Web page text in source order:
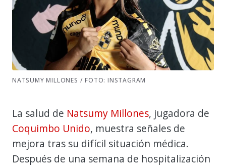
NATSUMY MILLONES / FOTO: INSTAGRAM
La salud de Natsumy Millones, jugadora de
Coquimbo Unido, muestra señales de
mejora tras su difícil situación médica.
Después de una semana de hospitalización